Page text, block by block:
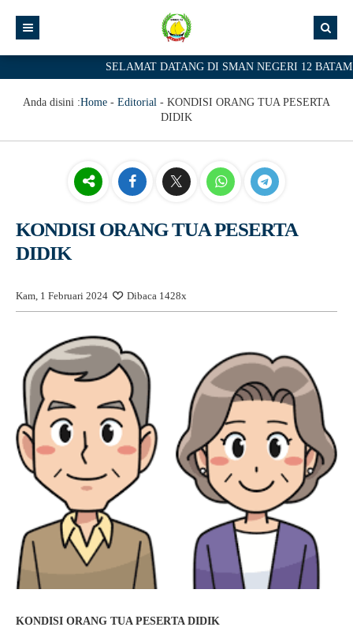
SELAMAT DATANG DI SMAN NEGERI 12 BATAM
Anda disini :Home - Editorial - KONDISI ORANG TUA PESERTA
DIDIK
KONDISI ORANG TUA PESERTA
DIDIK
Kam, 1 Februari 2024 Dibaca 1428x
KONDISI ORANG TUA PESERTA DIDIK